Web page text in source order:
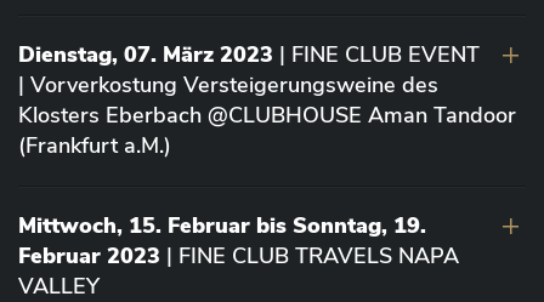
Dienstag, 07. März 2023 | FINE CLUB EVENT
| Vorverkostung Versteigerungsweine des
Klosters Eberbach @CLUBHOUSE Aman Tandoor
(Frankfurt a.M.)
Mittwoch, 15. Februar bis Sonntag, 19.
Februar 2023 | FINE CLUB TRAVELS NAPA
VALLEY